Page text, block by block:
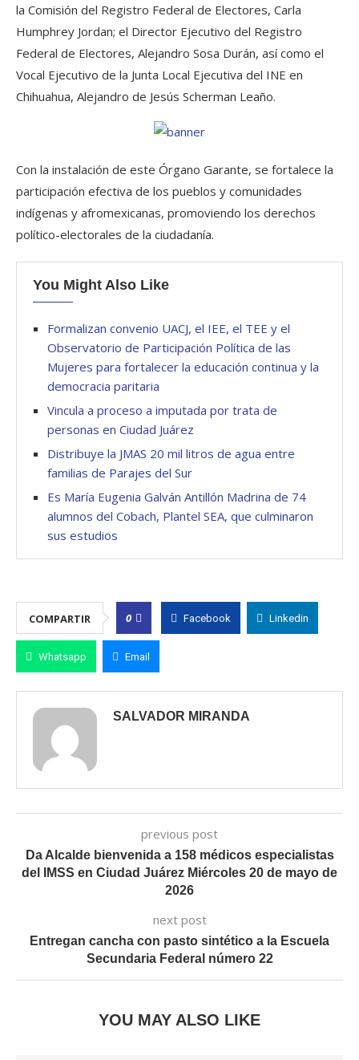
la Comisión del Registro Federal de Electores, Carla
Humphrey Jordan; el Director Ejecutivo del Registro
Federal de Electores, Alejandro Sosa Durán, así como el
Vocal Ejecutivo de la Junta Local Ejecutiva del INE en
Chihuahua, Alejandro de Jesús Scherman Leaño.
Con la instalación de este Órgano Garante, se fortalece la
participación efectiva de los pueblos y comunidades
indígenas y afromexicanas, promoviendo los derechos
político-electorales de la ciudadanía.
You Might Also Like
Formalizan convenio UACJ, el IEE, el TEE y el
Observatorio de Participación Política de las
Mujeres para fortalecer la educación continua y la
democracia paritaria
Vincula a proceso a imputada por trata de
personas en Ciudad Juárez
Distribuye la JMAS 20 mil litros de agua entre
familias de Parajes del Sur
Es María Eugenia Galván Antillón Madrina de 74
alumnos del Cobach, Plantel SEA, que culminaron
sus estudios
COMPARTIR 0 Facebook Linkedin
Whatsapp Email
SALVADOR MIRANDA
previous post
Da Alcalde bienvenida a 158 médicos especialistas
del IMSS en Ciudad Juárez Miércoles 20 de mayo de
2026
next post
Entregan cancha con pasto sintético a la Escuela
Secundaria Federal número 22
YOU MAY ALSO LIKE